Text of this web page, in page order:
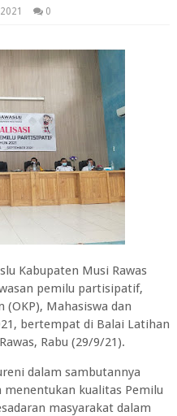
0
Kabupaten Musi Rawas
pemilu partisipatif,
Mahasiswa dan
bertempat di Balai Latihan
Rabu (29/9/21).
dalam sambutannya
menentukan kualitas Pemilu
masyarakat dalam